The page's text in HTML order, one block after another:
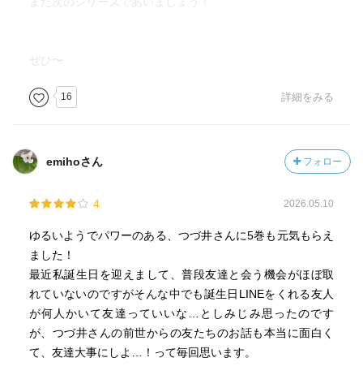
ぜひ〜
16 詳細をみる
emihoさん フォロー
4 2026.05.10
ゆるいようでパワーのある、つづ井さんに5巻も元気もらえ
ました！
最近私誕生日を迎えまして、普段友達と会う機会がほぼ取
れていないのですがそんな中でも誕生日LINEをくれる友人
が何人かいて友達っていいな…としみじみ思ったのです
が、つづ井さんの前世からの友たちのお話も本当に面白く
て、友達大事にしよ…！って毎回思います。